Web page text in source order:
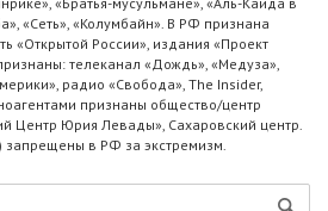
«Сеть», «Колумбайн». В РФ признана
«Открытой России», издания «Проект
телеканал «Дождь», «Медуза»,
радио «Свобода», The Insider,
признаны общество/центр
Центр Юрия Левады», Сахаровский центр.
запрещены в РФ за экстремизм.